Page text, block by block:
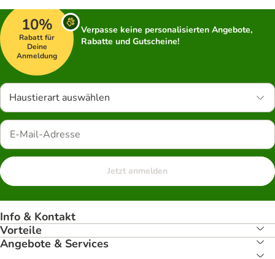
10%
Rabatt für
Deine
Anmeldung
Verpasse keine personalisierten Angebote,
Rabatte und Gutscheine!
Haustierart auswählen
Jetzt anmelden
Info & Kontakt
Vorteile
Angebote & Services